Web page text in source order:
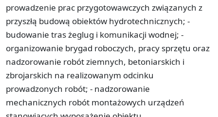
prowadzenie prac przygotowawczych związanych z
przyszłą budową obiektów hydrotechnicznych; -
budowanie tras żeglug i komunikacji wodnej; -
organizowanie brygad roboczych, pracy sprzętu oraz
nadzorowanie robót ziemnych, betoniarskich i
zbrojarskich na realizowanym odcinku
prowadzonych robót; - nadzorowanie
mechanicznych robót montażowych urządzeń